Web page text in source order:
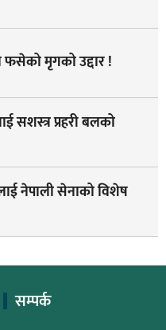
फसेको मृगको उद्दार !
सशस्त्र प्रहरी बलको
नेपाली सेनाको विशेष
सम्पर्क